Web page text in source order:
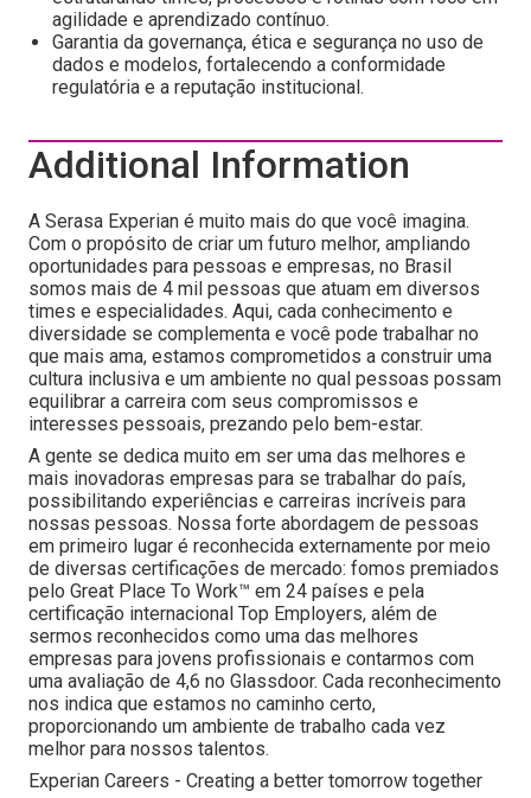
agilidade e aprendizado contínuo.
Garantia da governança, ética e segurança no uso de
dados e modelos, fortalecendo a conformidade
regulatória e a reputação institucional.
Additional Information
A Serasa Experian é muito mais do que você imagina.
Com o propósito de criar um futuro melhor, ampliando
oportunidades para pessoas e empresas, no Brasil
somos mais de 4 mil pessoas que atuam em diversos
times e especialidades. Aqui, cada conhecimento e
diversidade se complementa e você pode trabalhar no
que mais ama, estamos comprometidos a construir uma
cultura inclusiva e um ambiente no qual pessoas possam
equilibrar a carreira com seus compromissos e
interesses pessoais, prezando pelo bem-estar.
A gente se dedica muito em ser uma das melhores e
mais inovadoras empresas para se trabalhar do país,
possibilitando experiências e carreiras incríveis para
nossas pessoas. Nossa forte abordagem de pessoas
em primeiro lugar é reconhecida externamente por meio
de diversas certificações de mercado: fomos premiados
pelo Great Place To Work™ em 24 países e pela
certificação internacional Top Employers, além de
sermos reconhecidos como uma das melhores
empresas para jovens profissionais e contarmos com
uma avaliação de 4,6 no Glassdoor. Cada reconhecimento
nos indica que estamos no caminho certo,
proporcionando um ambiente de trabalho cada vez
melhor para nossos talentos.
Experian Careers - Creating a better tomorrow together